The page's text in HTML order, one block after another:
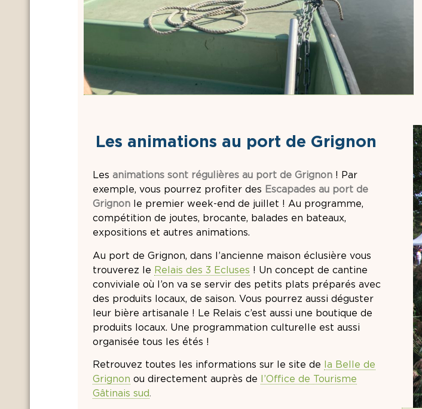
Les animations au port de Grignon
Les animations sont régulières au port de Grignon ! Par
exemple, vous pourrez profiter des Escapades au port de
Grignon le premier week-end de juillet ! Au programme,
compétition de joutes, brocante, balades en bateaux,
expositions et autres animations.
Au port de Grignon, dans l’ancienne maison éclusière vous
trouverez le Relais des 3 Ecluses ! Un concept de cantine
conviviale où l’on va se servir des petits plats préparés avec
des produits locaux, de saison. Vous pourrez aussi déguster
leur bière artisanale ! Le Relais c’est aussi une boutique de
produits locaux. Une programmation culturelle est aussi
organisée tous les étés !
Retrouvez toutes les informations sur le site de
la Belle de
Grignon ou directement auprès de
l’Office de Tourisme
Gâtinais sud.